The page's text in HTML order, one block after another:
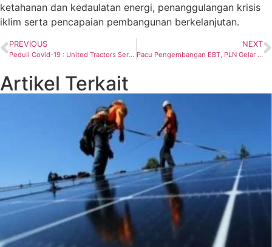
ketahanan dan kedaulatan energi, penanggulangan krisis
iklim serta pencapaian pembangunan berkelanjutan.
PREVIOUS
Peduli Covid-19 : United Tractors Serahkan Bantuan Ventilator Kepada Gubernur Jawa Timur.
NEXT
Pacu Pengembangan EBT, PLN Gelar Konferensi Akademik Internasional ICT-PEP 2020
Artikel Terkait